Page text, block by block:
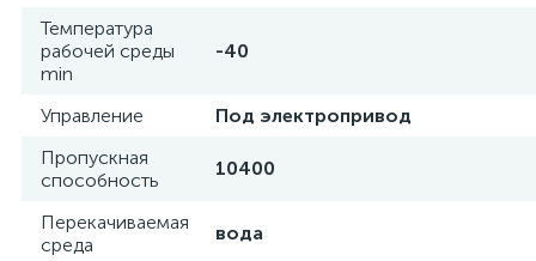
Температура
рабочей среды
min
-40
Управление
Под электропривод
Пропускная
способность
10400
Перекачиваемая
среда
вода